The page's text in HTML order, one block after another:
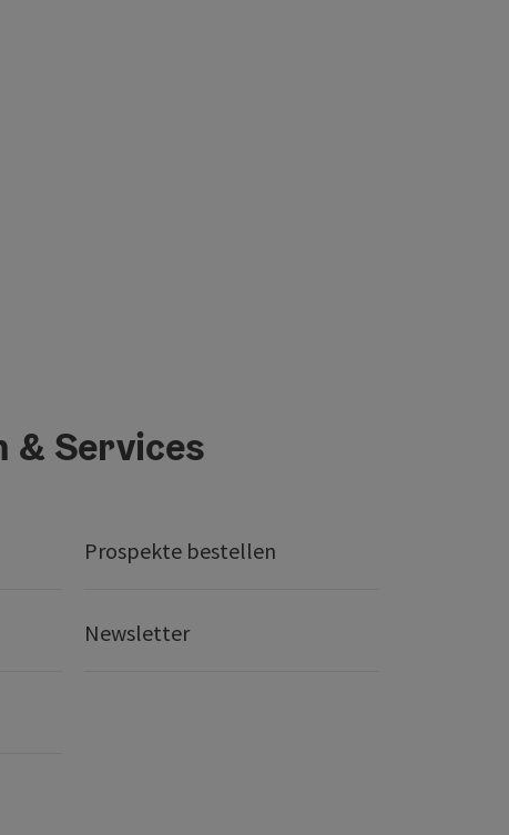
& Services
Prospekte bestellen
Newsletter